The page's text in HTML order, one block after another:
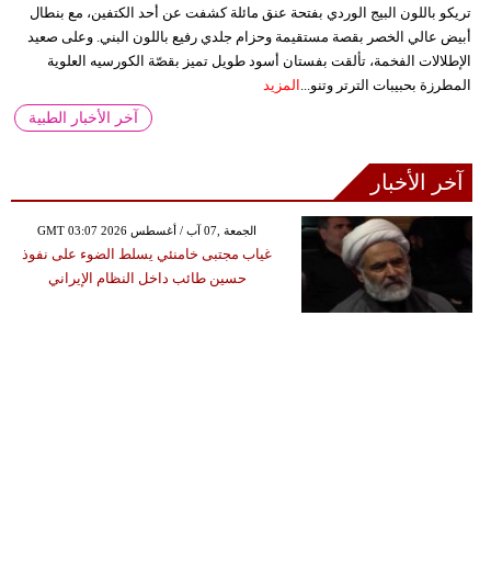
تريكو باللون البيج الوردي بفتحة عنق مائلة كشفت عن أحد الكتفين، مع بنطال
أبيض عالي الخصر بقصة مستقيمة وحزام جلدي رفيع باللون البني. وعلى صعيد
الإطلالات الفخمة، تألقت بفستان أسود طويل تميز بقصّة الكورسيه العلوية
المطرزة بحبيبات الترتر وتنو... المزيد
آخر الأخبار الطبية
آخر الأخبار
GMT 03:07 2026 الجمعة ,07 آب / أغسطس
غياب مجتبى خامنئي يسلط الضوء على نفوذ
حسين طائب داخل النظام الإيراني